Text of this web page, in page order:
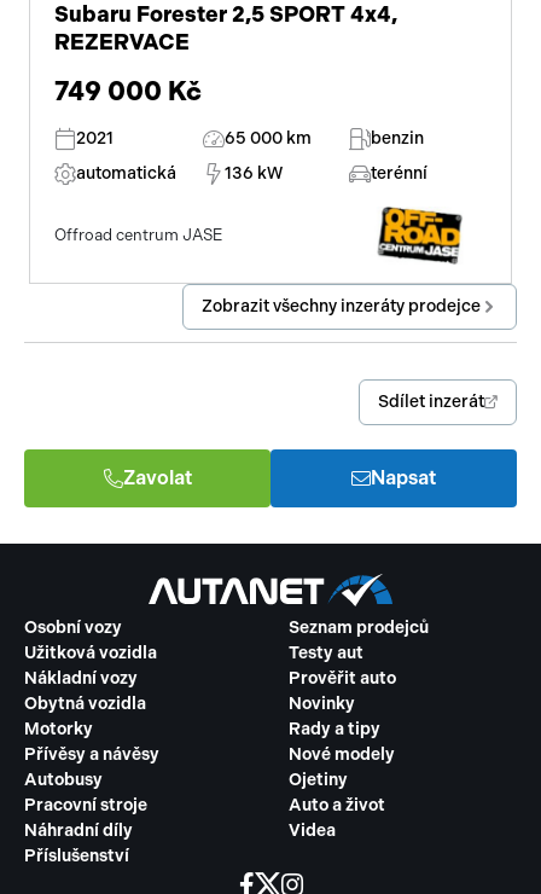
Subaru Forester 2,5 SPORT 4x4,
REZERVACE
749 000 Kč
2021 65 000 km
benzin
automatická
136 kW terénní
Offroad centrum JASE
Zobrazit všechny inzeráty prodejce
Sdílet inzerát
Zavolat Napsat
Osobní vozy
Užitková vozidla
Nákladní vozy
Obytná vozidla
Motorky
Přívěsy a návěsy
Autobusy
Pracovní stroje
Náhradní díly
Příslušenství
Seznam prodejců
Testy aut
Prověřit auto
Novinky
Rady a tipy
Nové modely
Ojetiny
Auto a život
Videa